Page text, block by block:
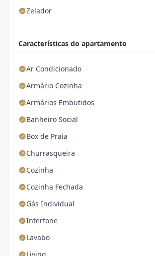
Zelador
Características do apartamento
Ar Condicionado
Armário Cozinha
Armários Embutidos
Banheiro Social
Box de Praia
Churrasqueira
Cozinha
Cozinha Fechada
Gás Individual
Interfone
Lavabo